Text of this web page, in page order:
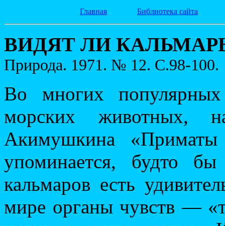
Главная Библиотека сайта
ВИДЯТ ЛИ
Природа. 1971. № 12. С.98-100.
Во многих
морских
Акимушкина
упоминается, будто
кальмаров есть
мире органы чувств —